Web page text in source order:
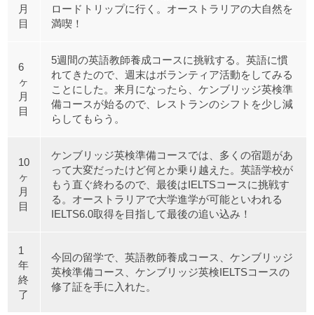
月
目
ロードトリップに行く。オーストラリアの大自然を
満喫！
6
ヶ
月
目
5週間の英語教師養成コースに挑戦する。英語に慣
れてきたので、週末はボランティア活動をしてみる
ことにした。来月になったら、ケンブリッジ英検準
備コースが始るので、レストランのシフトを少し減
らしてもらう。
10
ヶ
月
目
ケンブリッジ英検準備コースでは、多くの宿題があ
って大変だったけど何とか乗り越えた。英語学校が
もう直ぐ終わるので、最後はIELTSコースに挑戦す
る。オーストラリアで大学進学が可能といわれる
IELTS6.0取得を目指して最後の追い込み！
1
年
終
了
今回の留学で、英語教師養成コース、ケンブリッジ
英検準備コース、ケンブリッジ英検IELTSコースの
修了証を手に入れた。